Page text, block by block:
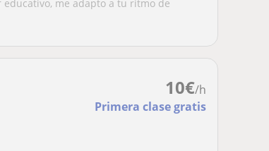
me adapto a tu ritmo de
10€/h
Primera clase gratis